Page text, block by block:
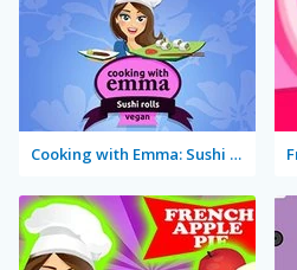
Cooking with Emma: Sushi Rolls Vegan